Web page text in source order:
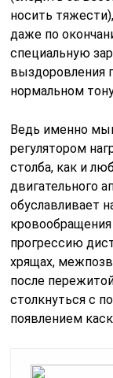
носить
даже по
специальную
нормальном
Ведь именно
регулятором
столба, как и
двигательного
обуславливает
прогрессию
хрящах,
после
столкнуться с
появлением